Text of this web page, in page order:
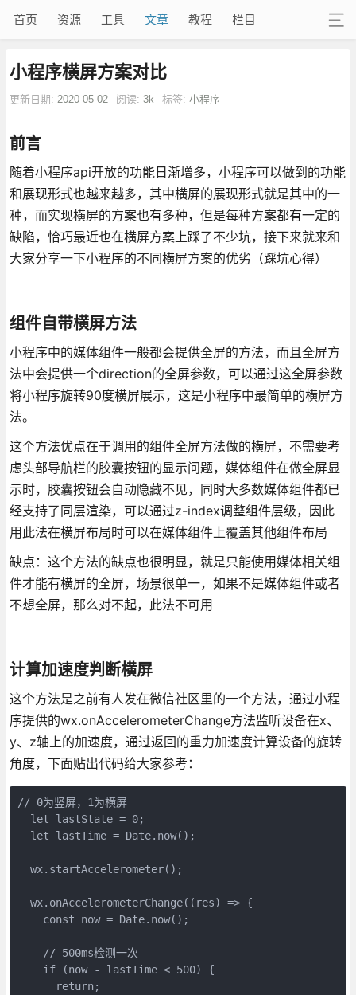
首页 资源 工具 文章 教程 栏目
小程序横屏方案对比
更新日期: 2020-05-02 阅读: 3k 标签: 小程序
前言
随着小程序api开放的功能日渐增多，小程序可以做到的功能
和展现形式也越来越多，其中横屏的展现形式就是其中的一
种，而实现横屏的方案也有多种，但是每种方案都有一定的
缺陷，恰巧最近也在横屏方案上踩了不少坑，接下来就来和
大家分享一下小程序的不同横屏方案的优劣（踩坑心得）
组件自带横屏方法
小程序中的媒体组件一般都会提供全屏的方法，而且全屏方
法中会提供一个direction的全屏参数，可以通过这全屏参数
将小程序旋转90度横屏展示，这是小程序中最简单的横屏方
法。
这个方法优点在于调用的组件全屏方法做的横屏，不需要考
虑头部导航栏的胶囊按钮的显示问题，媒体组件在做全屏显
示时，胶囊按钮会自动隐藏不见，同时大多数媒体组件都已
经支持了同层渲染，可以通过z-index调整组件层级，因此
用此法在横屏布局时可以在媒体组件上覆盖其他组件布局
缺点：这个方法的缺点也很明显，就是只能使用媒体相关组
件才能有横屏的全屏，场景很单一，如果不是媒体组件或者
不想全屏，那么对不起，此法不可用
计算加速度判断横屏
这个方法是之前有人发在微信社区里的一个方法，通过小程
序提供的wx.onAccelerometerChange方法监听设备在x、
y、z轴上的加速度，通过返回的重力加速度计算设备的旋转
角度，下面贴出代码给大家参考：
// 0为竖屏，1为横屏
  let lastState = 0;
  let lastTime = Date.now();
  wx.startAccelerometer();
  wx.onAccelerometerChange((res) => {
    const now = Date.now();
    // 500ms检测一次
    if (now - lastTime < 500) {
      return;